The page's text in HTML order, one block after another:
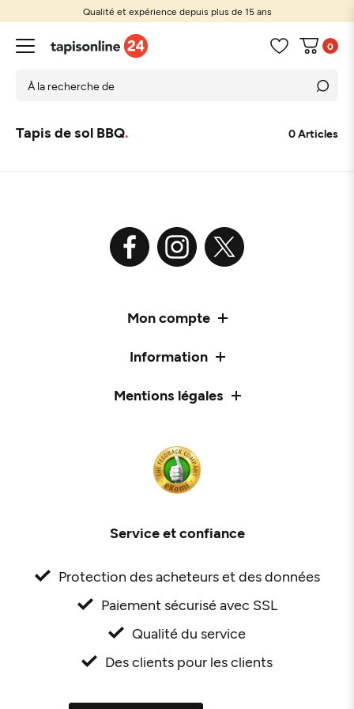
Qualité et expérience depuis plus de 15 ans
0
Tapis de sol BBQ 0 Articles
Mon compte
Information
Mentions légales
Service et confiance
Protection des acheteurs et des données
Paiement sécurisé avec SSL
Qualité du service
Des clients pour les clients